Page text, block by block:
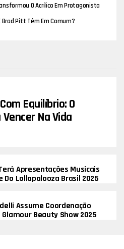
O Acrílico Em Protagonista
Brad Pitt Têm Em Comum?
Equilíbrio: O
Na Vida
Apresentações Musicais
Do Lollapalooza Brasil 2025
Assume Coordenação
Glamour Beauty Show 2025